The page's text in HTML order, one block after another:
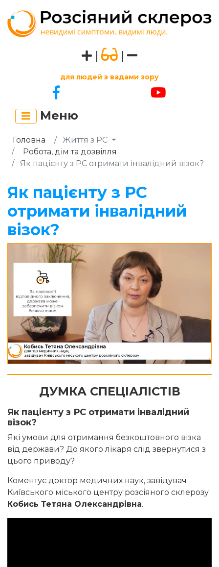
| |
для людей з вадами зору
Меню
Головна
Життя з РС
Робота, дім та дозвілля
Як пацієнту з РС отримати інвалідний візок?
Як пацієнту з РС
отримати інвалідний
візок?
ДУМКА СПЕЦІАЛІСТІВ
Як пацієнту з РС отримати інвалідний
візок?
Які умови для отримання безкоштовного візка
від держави? До якого лікаря слід звернутися з
цього приводу?
Коментує доктор медичних наук, завідувач
Київського міського центру розсіяного склерозу
Кобись Тетяна Олександрівна.